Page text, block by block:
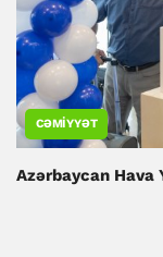
CƏMIYYƏT
Azərbaycan Hava